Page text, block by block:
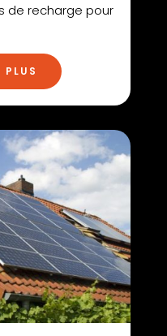
de recharge pour
PLUS